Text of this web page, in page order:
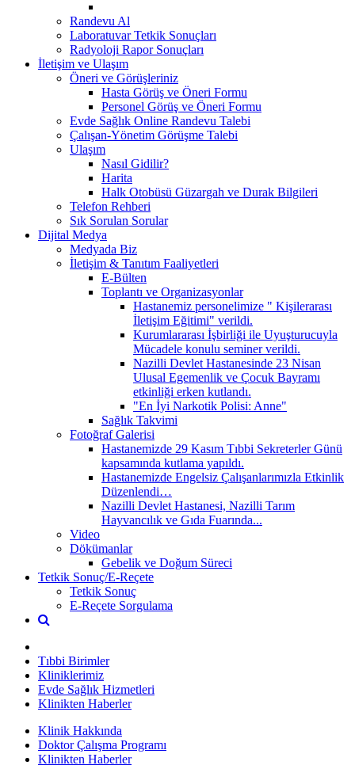
Randevu Al
Laboratuvar Tetkik Sonuçları
Radyoloji Rapor Sonuçları
İletişim ve Ulaşım
Öneri ve Görüşleriniz
Hasta Görüş ve Öneri Formu
Personel Görüş ve Öneri Formu
Evde Sağlık Online Randevu Talebi
Çalışan-Yönetim Görüşme Talebi
Ulaşım
Nasıl Gidilir?
Harita
Halk Otobüsü Güzargah ve Durak Bilgileri
Telefon Rehberi
Sık Sorulan Sorular
Dijital Medya
Medyada Biz
İletişim & Tanıtım Faaliyetleri
E-Bülten
Toplantı ve Organizasyonlar
Hastanemiz personelimize " Kişilerarası
İletişim Eğitimi" verildi.
Kurumlararası İşbirliği ile Uyuşturucuyla
Mücadele konulu seminer verildi.
Nazilli Devlet Hastanesinde 23 Nisan
Ulusal Egemenlik ve Çocuk Bayramı
etkinliği erken kutlandı.
"En İyi Narkotik Polisi: Anne"
Sağlık Takvimi
Fotoğraf Galerisi
Hastanemizde 29 Kasım Tıbbi Sekreterler Günü
kapsamında kutlama yapıldı.
Hastanemizde Engelsiz Çalışanlarımızla Etkinlik
Düzenlendi…
Nazilli Devlet Hastanesi, Nazilli Tarım
Hayvancılık ve Gıda Fuarında...
Video
Dökümanlar
Gebelik ve Doğum Süreci
Tetkik Sonuç/E-Reçete
Tetkik Sonuç
E-Reçete Sorgulama
Tıbbi Birimler
Kliniklerimiz
Evde Sağlık Hizmetleri
Klinikten Haberler
Klinik Hakkında
Doktor Çalışma Programı
Klinikten Haberler